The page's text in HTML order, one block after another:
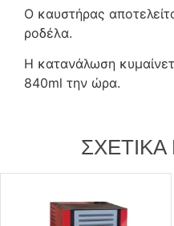
Ο καυστήρας
ροδέλα.
Η κατανάλωση
840ml την ώρα.